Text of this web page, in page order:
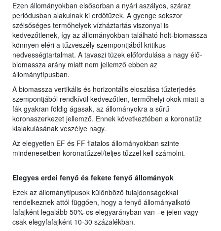
Ezen állományokban elsősorban a nyári aszályos, száraz
periódusban alakulnak ki erdőtüzek. A gyenge sokszor
szélsőséges termőhelyek vízháztartás viszonyai is
kedvezőtlenek, így az állományokban található holt-biomassza
könnyen eléri a tűzveszély szempontjából kritikus
nedvességtartalmat. A tavaszi tüzek előfordulása a nagy élő-
biomassza arány miatt nem jellemző ebben az
állománytípusban.
A biomassza vertikális és horizontális eloszlása tűzterjedés
szempontjából rendkívül kedvezőtlen, termőhelyi okok miatt a
fák gyakran földig ágasak, az állományokra a sűrű
koronaszerkezet jellemző. Ennek következtében a koronatűz
kialakulásának veszélye nagy.
Az elegyetlen EF és FF fiatalos állományokban szinte
mindenesetben koronatűzzel/teljes tűzzel kell számolni.
Elegyes erdei fenyő és fekete fenyő állományok
Ezek az állománytípusok különböző tulajdonságokkal
rendelkeznek attól függően, hogy a fenyő állományalkotó
fafajként legalább 50%-os elegyarányban van –e jelen vagy
csak elegyfafajként 10-30 százalékban.